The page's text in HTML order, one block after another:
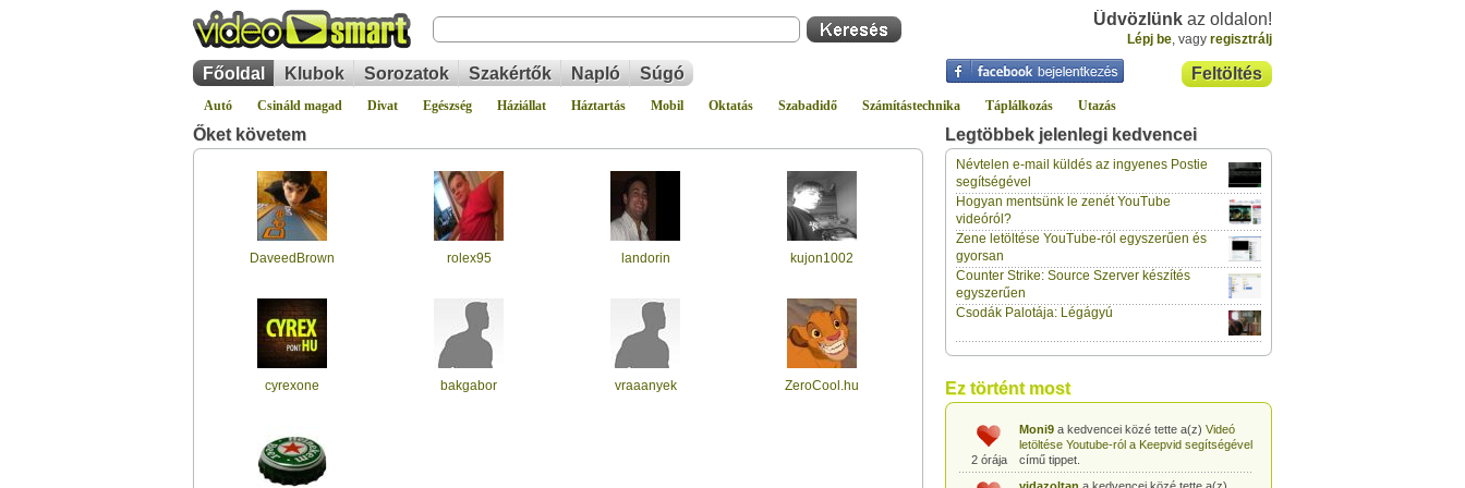
Üdvözlünk az oldalon!
Lépj be, vagy regisztrálj
Feltöltés
Főoldal Klubok Sorozatok Szakértők Napló Súgó
Autó Csináld magad Divat Egészség Háziállat Háztartás Mobil Oktatás Szabadidő Számítástechnika Táplálkozás Utazás
Őket követem
DaveedBrown rolex95 landorin kujon1002
cyrexone bakgabor vraaanyek ZeroCool.hu
Legtöbbek jelenlegi kedvencei
Névtelen e-mail küldés az ingyenes Postie
segítségével
Hogyan mentsünk le zenét YouTube
videóról?
Zene letöltése YouTube-ról egyszerűen és
gyorsan
Counter Strike: Source Szerver készítés
egyszerűen
Csodák Palotája: Légágyú
Ez történt most
2 órája
gabor733a kedvencei közé tette a(z)
Leopárdgekkó-etetés egyszerű csipesszel
című tippet.
2 órája
gabor733a kedvencei közé tette a(z)
című tippet.
2 órája
Hogyan készítsünk fűszeres-paradicsomos
pennét?
2 órája
gabor733a kedvencei közé tette a(z)
hónapos kortólcímű tippet.
2 órája
Babakonyha - Alma-banán püré készítése
egyszerűencímű tippet.
2 órája
Moni9a kedvencei közé tette a(z) Videó
letöltése Youtube-ról a Keepvid segítségével
című tippet.